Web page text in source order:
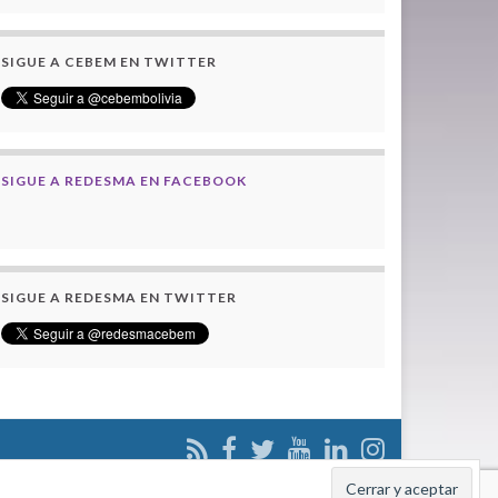
SIGUE A CEBEM EN TWITTER
SIGUE A REDESMA EN FACEBOOK
SIGUE A REDESMA EN TWITTER